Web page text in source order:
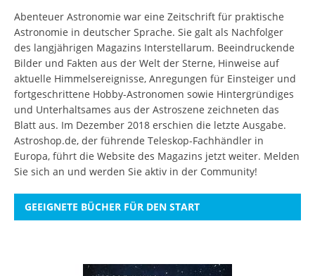
Abenteuer Astronomie war eine Zeitschrift für praktische
Astronomie in deutscher Sprache. Sie galt als Nachfolger
des langjährigen Magazins Interstellarum. Beeindruckende
Bilder und Fakten aus der Welt der Sterne, Hinweise auf
aktuelle Himmelsereignisse, Anregungen für Einsteiger und
fortgeschrittene Hobby-Astronomen sowie Hintergründiges
und Unterhaltsames aus der Astroszene zeichneten das
Blatt aus. Im Dezember 2018 erschien die letzte Ausgabe.
Astroshop.de, der führende Teleskop-Fachhändler in
Europa, führt die Website des Magazins jetzt weiter. Melden
Sie sich an und werden Sie aktiv in der Community!
GEEIGNETE BÜCHER FÜR DEN START